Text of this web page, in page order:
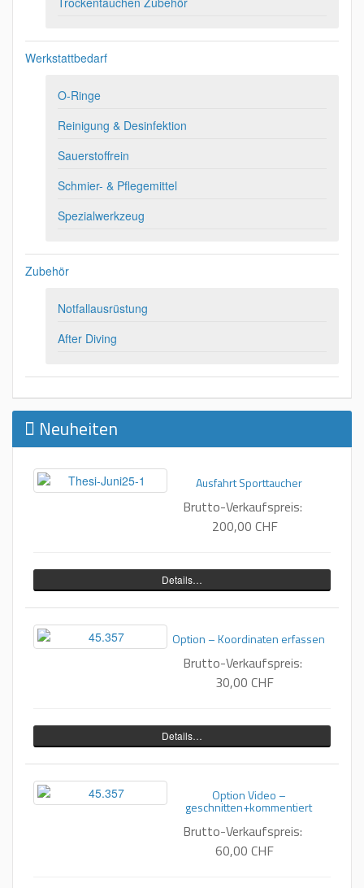
Werkstattbedarf
O-Ringe
Reinigung & Desinfektion
Sauerstoffrein
Schmier- & Pflegemittel
Spezialwerkzeug
Zubehör
Notfallausrüstung
After Diving
Neuheiten
Ausfahrt Sporttaucher
Brutto-Verkaufspreis:
200,00 CHF
Details…
Option – Koordinaten erfassen
Brutto-Verkaufspreis:
30,00 CHF
Details…
Option Video –
geschnitten+kommentiert
Brutto-Verkaufspreis:
60,00 CHF